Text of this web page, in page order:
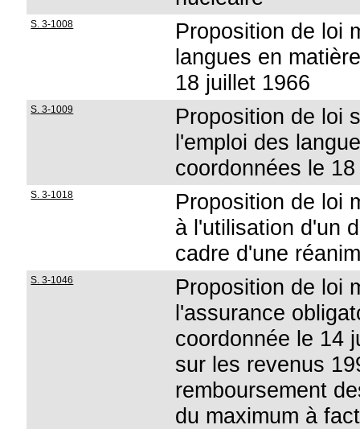
S. 3-1008
Proposition de loi
langues en
18 juillet 1966
S. 3-1009
Proposition de loi
l'emploi des
coordonnées le
S. 3-1018
Proposition de loi
à l'utilisation d'un
cadre d'une
S. 3-1046
Proposition de loi
l'assurance
coordonnée le 14
sur les revenus
remboursement
du maximum à